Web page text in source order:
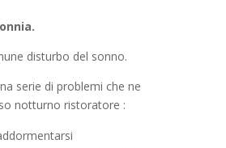
disturbo del sonno.
serie di problemi che ne
notturno ristoratore :